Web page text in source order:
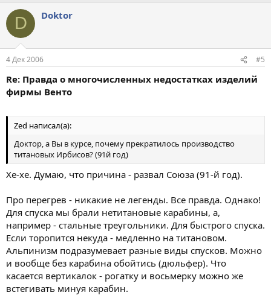
D Doktor
4 Дек 2006 #5
Re: Правда о многочисленных недостатках изделий
фирмы Венто
Zed написал(а):
Доктор, а Вы в курсе, почему прекратилось производство
титановых Ирбисов? (91й год)
Хе-хе. Думаю, что причина - развал Союза (91-й год).
Про перегрев - никакие не легенды. Все правда. Однако!
Для спуска мы брали нетитановые карабины, а,
например - стальные треугольники. Для быстрого спуска.
Если торопится некуда - медленно на титановом.
Альпинизм подразумевает разные виды спусков. Можно
и вообще без карабина обойтись (дюльфер). Что
касается вертикалок - рогатку и восьмерку можно же
встегивать минуя карабин.